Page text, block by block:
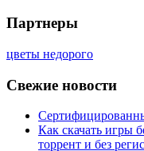
Партнеры
цветы недорого
Свежие новости
Как скачать игры
торрент и без